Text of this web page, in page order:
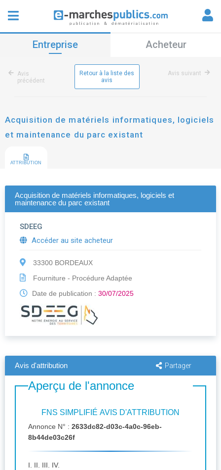
Entreprise Acheteur
Avis
précédent
Retour à la liste des
avis
Avis suivant
Acquisition de matériels informatiques, logiciels
et maintenance du parc existant
ATTRIBUTION
Acquisition de matériels informatiques, logiciels et
maintenance du parc existant
SDEEG
Accéder au site acheteur
33300 BORDEAUX
Fourniture - Procédure Adaptée
Date de publication : 30/07/2025
Avis d'attribution Partager
Aperçu de l'annonce
FNS SIMPLIFIÉ AVIS D'ATTRIBUTION
Annonce N° : 2633dc82-d03c-4a0c-96eb-
8b44de03c26f
I. II. III. IV.